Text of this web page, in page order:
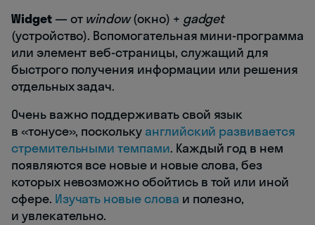
Widget— от window(окно) + gadget
(устройство). Вспомогательная мини-программа
или элемент веб-страницы, служащий для
быстрого получения информации или решения
отдельных задач.
Очень важно поддерживать свой язык
в «тонусе», поскольку английский развивается
стремительными темпами. Каждый год в нем
появляются все новые и новые слова, без
которых невозможно обойтись в той или иной
сфере. Изучать новые слова и полезно,
и увлекательно.